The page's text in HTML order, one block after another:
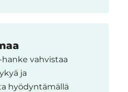
vahvistaa
ja
hyödyntämällä